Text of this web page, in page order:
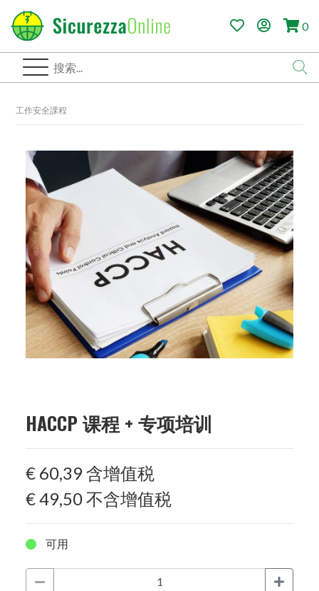
0
工作安全課程
HACCP 课程 + 专项培训
€ 60,39含增值税
€ 49,50不含增值税
可用